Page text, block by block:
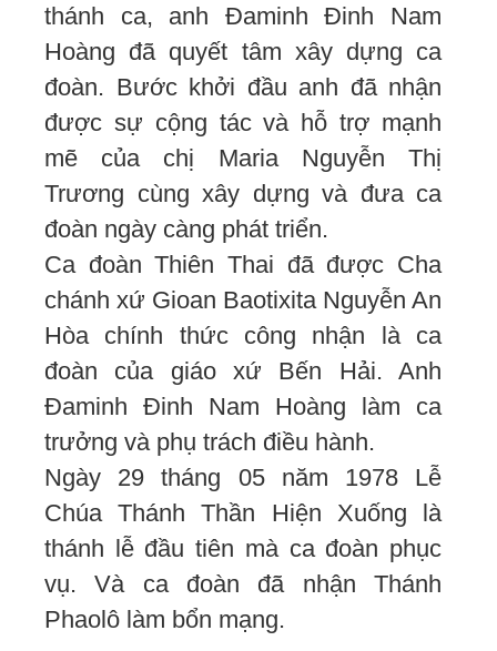
thánh ca, anh Đaminh Đinh Nam
Hoàng đã quyết tâm xây dựng ca
đoàn. Bước khởi đầu anh đã nhận
được sự cộng tác và hỗ trợ mạnh
mẽ của chị Maria Nguyễn Thị
Trương cùng xây dựng và đưa ca
đoàn ngày càng phát triển.
Ca đoàn Thiên Thai đã được Cha
chánh xứ Gioan Baotixita Nguyễn An
Hòa chính thức công nhận là ca
đoàn của giáo xứ Bến Hải. Anh
Đaminh Đinh Nam Hoàng làm ca
trưởng và phụ trách điều hành.
Ngày 29 tháng 05 năm 1978 Lễ
Chúa Thánh Thần Hiện Xuống là
thánh lễ đầu tiên mà ca đoàn phục
vụ. Và ca đoàn đã nhận Thánh
Phaolô làm bổn mạng.